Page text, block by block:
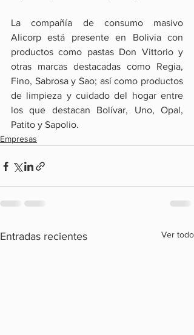
La compañía de consumo masivo
Alicorp está presente en Bolivia con
productos como pastas Don Vittorio y
otras marcas destacadas como Regia,
Fino, Sabrosa y Sao; así como productos
de limpieza y cuidado del hogar entre
los que destacan Bolívar, Uno, Opal,
Patito y Sapolio.
Empresas
Entradas recientes Ver todo